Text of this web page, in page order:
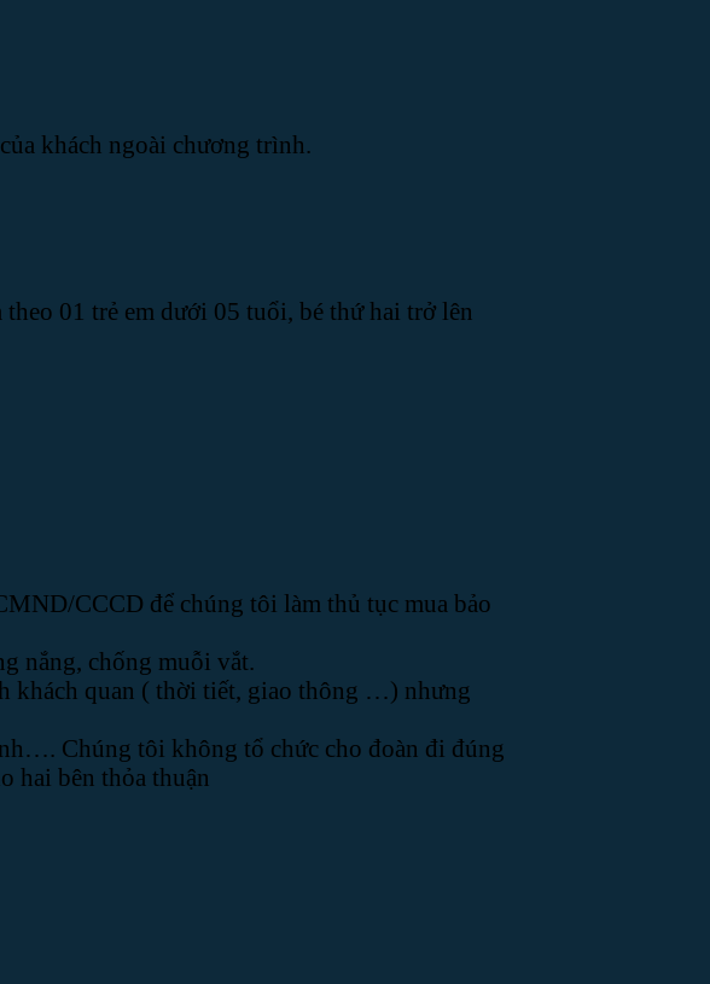
khách ngoài chương trình.
01 trẻ em dưới 05 tuổi, bé thứ hai trở lên
CCCD để chúng tôi làm thủ tục mua bảo
nắng, chống muỗi vắt.
khách quan ( thời tiết, giao thông …) nhưng
Chúng tôi không tổ chức cho đoàn đi đúng
hai bên thỏa thuận